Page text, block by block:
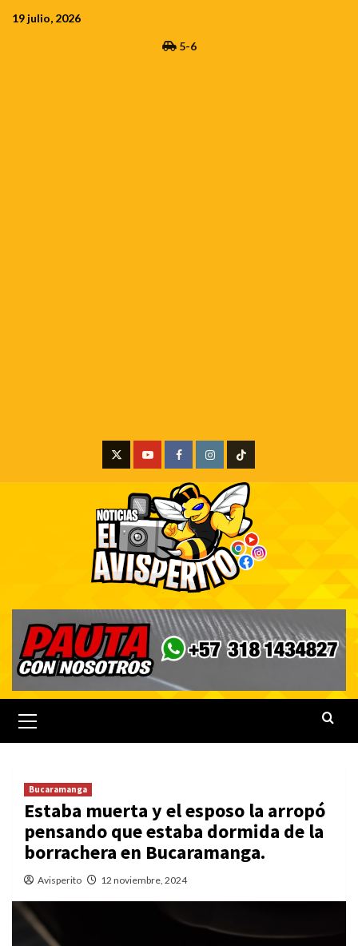
19 julio, 2026
5-6
X YoutubeFacebookInstagram
Tiktok
principal
Bucaramanga
Estaba muerta y el esposo la arropó
pensando que estaba dormida de la
borrachera en Bucaramanga.
Avisperito 12 noviembre, 2024